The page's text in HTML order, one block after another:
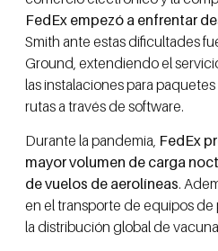
FedEx empezó a enfrentar
Smith ante estas dificultades
Ground, extendiendo el
las instalaciones para
rutas a través de software.
Durante la pandemia, FedEx
mayor volumen de carga
de vuelos de aerolíneas.
en el transporte de equipos
la distribución global de